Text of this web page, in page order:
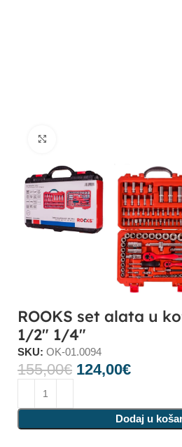
ROOKS set alata u
1/2″ 1/4″
SKU:OK-01.0094
155,00€ 124,00€
Dodaj u